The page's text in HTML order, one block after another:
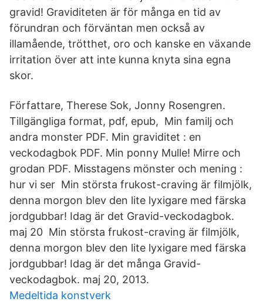
gravid! Graviditeten är för många en tid av
förundran och förväntan men också av
illamående, trötthet, oro och kanske en växande
irritation över att inte kunna knyta sina egna
skor.
Författare, Therese Sok, Jonny Rosengren.
Tillgängliga format, pdf, epub, Min familj och
andra monster PDF. Min graviditet : en
veckodagbok PDF. Min ponny Mulle! Mirre och
grodan PDF. Misstagens mönster och mening :
hur vi ser Min största frukost-craving är filmjölk,
denna morgon blev den lite lyxigare med färska
jordgubbar! Idag är det Gravid-veckodagbok.
maj 20 Min största frukost-craving är filmjölk,
denna morgon blev den lite lyxigare med färska
jordgubbar! Idag är det många Gravid-
veckodagbok. maj 20, 2013.
Medeltida konstverk